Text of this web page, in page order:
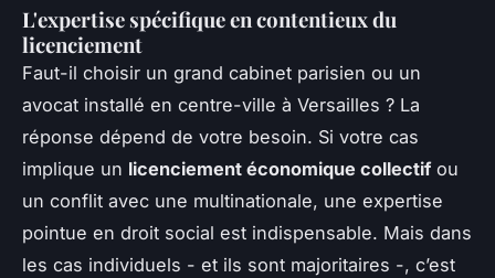
L'expertise spécifique en contentieux du
licenciement
Faut-il choisir un grand cabinet parisien ou un
avocat installé en centre-ville à Versailles ? La
réponse dépend de votre besoin. Si votre cas
implique un licenciement économique collectifou
un conflit avec une multinationale, une expertise
pointue en droit social est indispensable. Mais dans
les cas individuels - et ils sont majoritaires -, c’est